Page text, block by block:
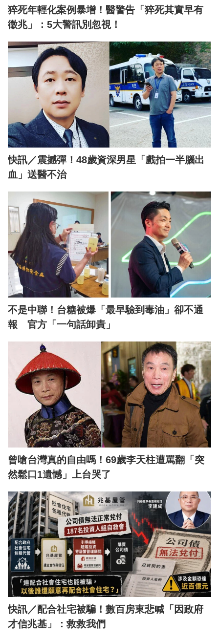
猝死年輕化案例暴增！醫警告「猝死其實早有
徵兆」：5大警訊別忽視！
快訊／震撼彈！48歲資深男星「戲拍一半腦出
血」送醫不治
不是中聯！台糖被爆「最早驗到毒油」卻不通
報 官方「一句話卸責」
曾嗆台灣真的自由嗎！69歲李天柱遭罵翻「突
然鬆口1遺憾」上台哭了
快訊／配合社宅被騙！數百房東悲喊「因政府
才信兆基」：救救我們